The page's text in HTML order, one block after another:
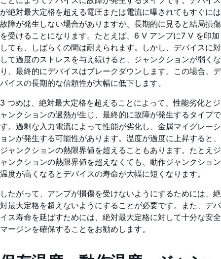
が絶対最大定格を超える電圧または電流に曝されてもすぐには
故障が発生しない場合がありますが、長期的に見ると結局損傷
を受けることになります。たとえば、6 V アンプに7 V を印加
しても、しばらくの間は耐えられます。しかし、デバイスに対
して過度のストレスを与え続けると、ジャンクションが弱くな
り、最終的にデバイスはブレークダウンします。この場合、デ
バイスの長期的な信頼性が大幅に低下します。
3 つめは、絶対最大定格を超えることによって、性能劣化とジ
ャンクションの過熱が生じ、最終的に故障が発生するタイプで
す。過剰な入力電流によって性能が劣化し、金属マイグレーシ
ョンが発生する可能性があります。温度が過度に上昇すると、
ジャンクションの熱限界値を超えることもあります。たとえジ
ャンクションの熱限界値を超えなくても、動作ジャンクション
温度が高くなるとデバイスの寿命が大幅に短くなります。
したがって、アンプが損傷を受けないようにするためには、絶
対最大定格を超えないようにすることが必要です。また、デバ
イス寿命を延ばすためには、絶対最大定格に対して十分な安全
マージンを確保することをお勧めします。